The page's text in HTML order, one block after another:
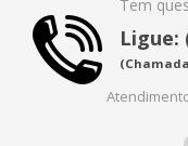
Tem
Ligue: